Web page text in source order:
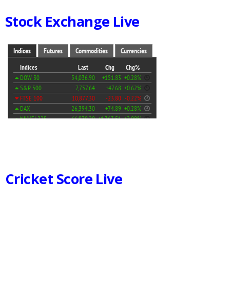
Stock Exchange Live
Cricket Score Live